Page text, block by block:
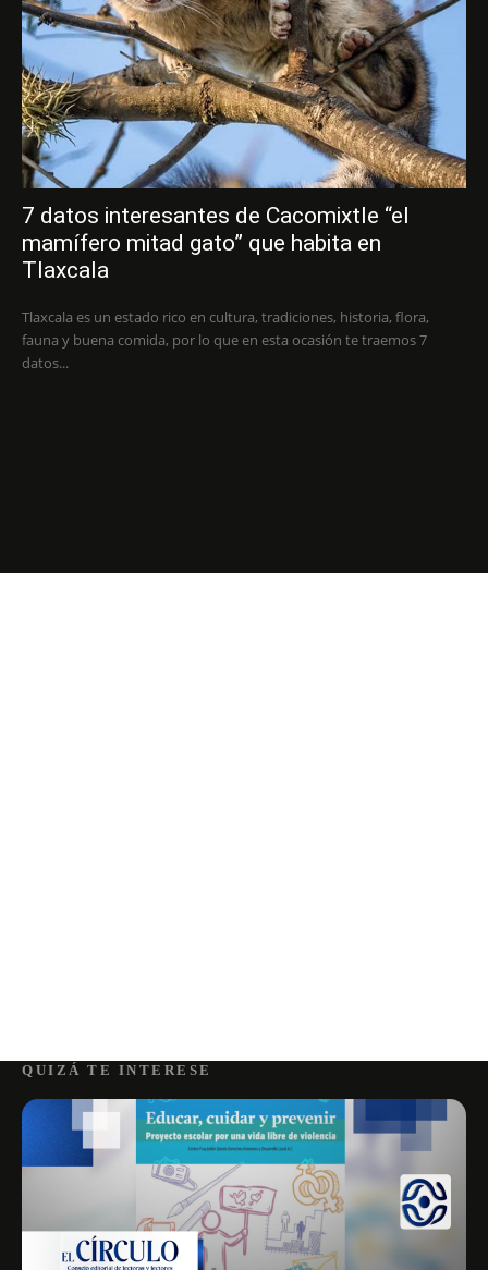
7 datos interesantes de Cacomixtle “el
mamífero mitad gato” que habita en
Tlaxcala
Tlaxcala es un estado rico en cultura, tradiciones, historia, flora,
fauna y buena comida, por lo que en esta ocasión te traemos 7
datos...
QUIZÁ TE INTERESE